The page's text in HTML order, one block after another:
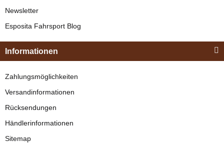
Newsletter
Esposita Fahrsport Blog
Informationen
Zahlungsmöglichkeiten
Versandinformationen
Rücksendungen
Händlerinformationen
Sitemap